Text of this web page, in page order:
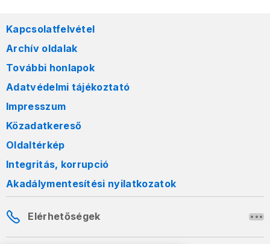
Kapcsolatfelvétel
Archív oldalak
További honlapok
Adatvédelmi tájékoztató
Impresszum
Közadatkereső
Oldaltérkép
Integritás, korrupció
Akadálymentesítési nyilatkozatok
Elérhetőségek